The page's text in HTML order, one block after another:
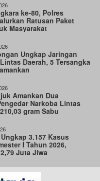
ke-80, Polres
Ratusan Paket
Masyarakat
Ungkap Jaringan
Daerah, 5 Tersangka
Amankan Dua
Narkoba Lintas
gram Sabu
3.157 Kasus
I Tahun 2026,
Juta Jiwa